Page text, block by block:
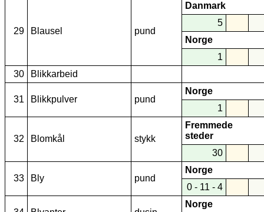
29 Blausel pund
Danmark
5
Norge
1
30
Blikkarbeid
31 Blikkpulver pund
Norge
1
32 Blomkål stykk
Fremmede
steder
30
33 Bly pund
Norge
0 - 11 - 4
Norge